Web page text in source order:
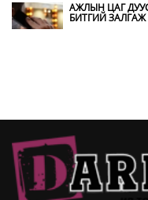
ХЭТ ХАЛУУН
KHARKHORUM
АЖЛЫН ЦАГ
БИТГИЙ
ТАЙГЫН ГҮН
ХЭНИЙХ ВЭ